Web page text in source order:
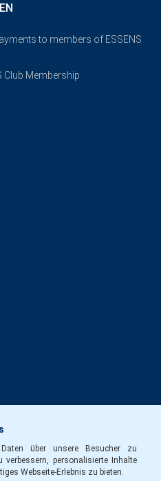
über unsere Besucher zu
verbessern, personalisierte Inhalte
Webseite-Erlebnis zu bieten.
to members of ESSENS
Club Membership